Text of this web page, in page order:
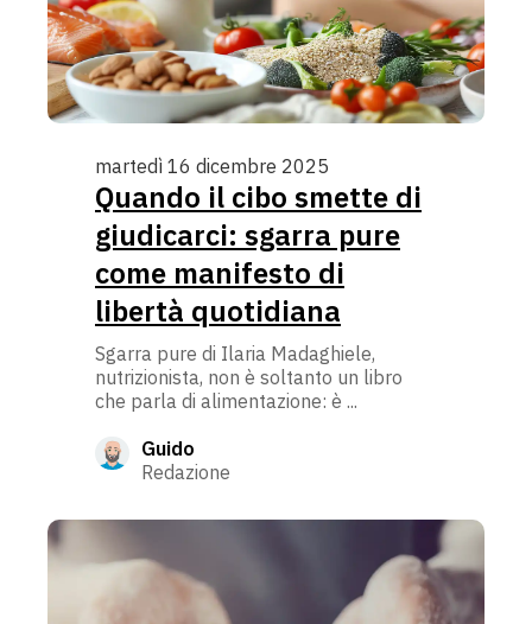
martedì 16 dicembre 2025
Quando il cibo smette di
giudicarci: sgarra pure
come manifesto di
libertà quotidiana
Sgarra pure di Ilaria Madaghiele,
nutrizionista, non è soltanto un libro
che parla di alimentazione: è ...
Guido
Redazione